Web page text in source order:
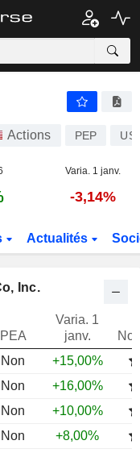
Actions PEP
Varia. 1 janv.
-3,14%
Actualités
Inc.
PEA
Varia. 1
janv.
Non
+15,00%
Non
+16,00%
Non
+10,00%
Non
+8,00%